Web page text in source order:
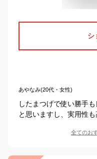
シ
あやなみ(20代・女性)
したまつげで使い勝手
と思いますし、実用性
全てのお